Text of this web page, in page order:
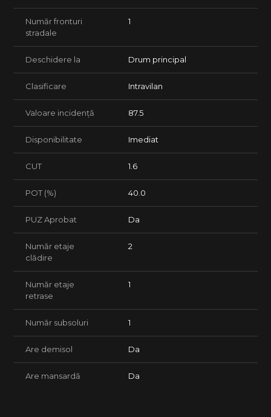
Număr fronturi
stradale
1
Deschidere la Drum principal
Clasificare Intravilan
Valoare incidență 87.5
Disponibilitate Imediat
CUT 1.6
POT (%) 40.0
PUZ Aprobat Da
Număr etaje
clădire
2
Număr etaje
retrase
1
Număr subsoluri 1
Are demisol Da
Are mansardă Da